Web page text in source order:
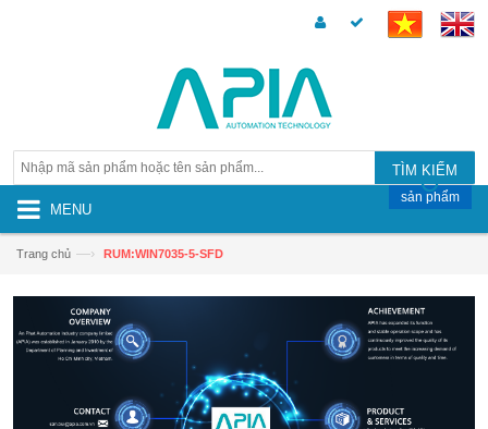
TÌM KIẾM
MENU
sản phẩm
Trang chủ —› RUM:WIN7035-5-SFD